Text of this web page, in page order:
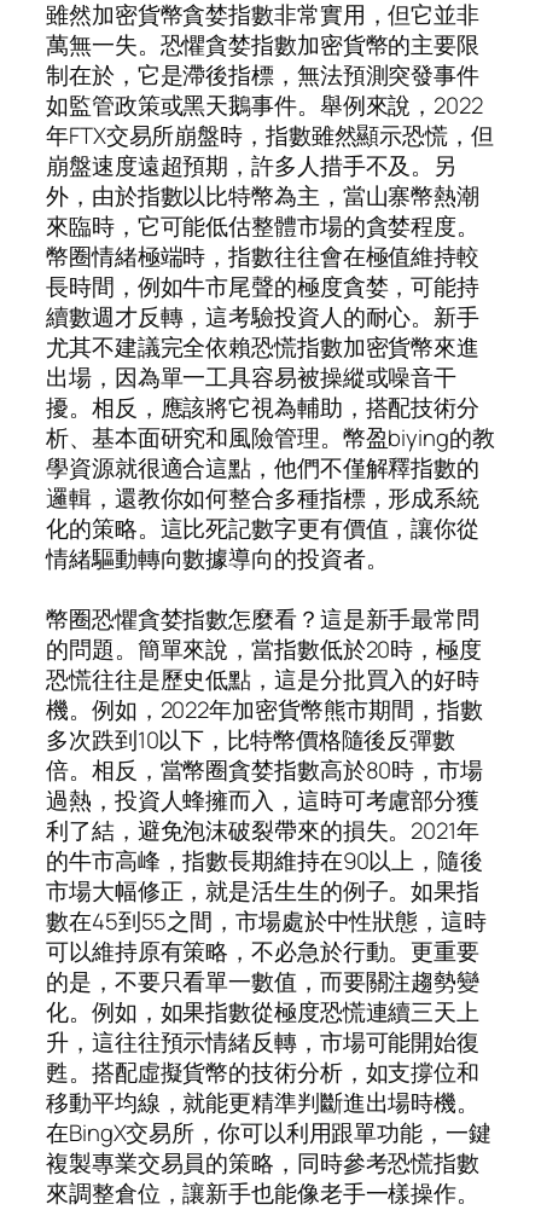
雖然加密貨幣貪婪指數非常實用，但它並非
萬無一失。恐懼貪婪指數加密貨幣的主要限
制在於，它是滯後指標，無法預測突發事件
如監管政策或黑天鵝事件。舉例來說，2022
年FTX交易所崩盤時，指數雖然顯示恐慌，但
崩盤速度遠超預期，許多人措手不及。另
外，由於指數以比特幣為主，當山寨幣熱潮
來臨時，它可能低估整體市場的貪婪程度。
幣圈情緒極端時，指數往往會在極值維持較
長時間，例如牛市尾聲的極度貪婪，可能持
續數週才反轉，這考驗投資人的耐心。新手
尤其不建議完全依賴恐慌指數加密貨幣來進
出場，因為單一工具容易被操縱或噪音干
擾。相反，應該將它視為輔助，搭配技術分
析、基本面研究和風險管理。幣盈biying的教
學資源就很適合這點，他們不僅解釋指數的
邏輯，還教你如何整合多種指標，形成系統
化的策略。這比死記數字更有價值，讓你從
情緒驅動轉向數據導向的投資者。
幣圈恐懼貪婪指數怎麼看？這是新手最常問
的問題。簡單來說，當指數低於20時，極度
恐慌往往是歷史低點，這是分批買入的好時
機。例如，2022年加密貨幣熊市期間，指數
多次跌到10以下，比特幣價格隨後反彈數
倍。相反，當幣圈貪婪指數高於80時，市場
過熱，投資人蜂擁而入，這時可考慮部分獲
利了結，避免泡沫破裂帶來的損失。2021年
的牛市高峰，指數長期維持在90以上，隨後
市場大幅修正，就是活生生的例子。如果指
數在45到55之間，市場處於中性狀態，這時
可以維持原有策略，不必急於行動。更重要
的是，不要只看單一數值，而要關注趨勢變
化。例如，如果指數從極度恐慌連續三天上
升，這往往預示情緒反轉，市場可能開始復
甦。搭配虛擬貨幣的技術分析，如支撐位和
移動平均線，就能更精準判斷進出場時機。
在BingX交易所，你可以利用跟單功能，一鍵
複製專業交易員的策略，同時參考恐慌指數
來調整倉位，讓新手也能像老手一樣操作。